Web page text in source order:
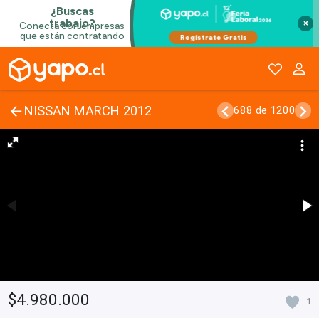
×
NISSAN MARCH 2012 688 de 1200
$4.980.000 1